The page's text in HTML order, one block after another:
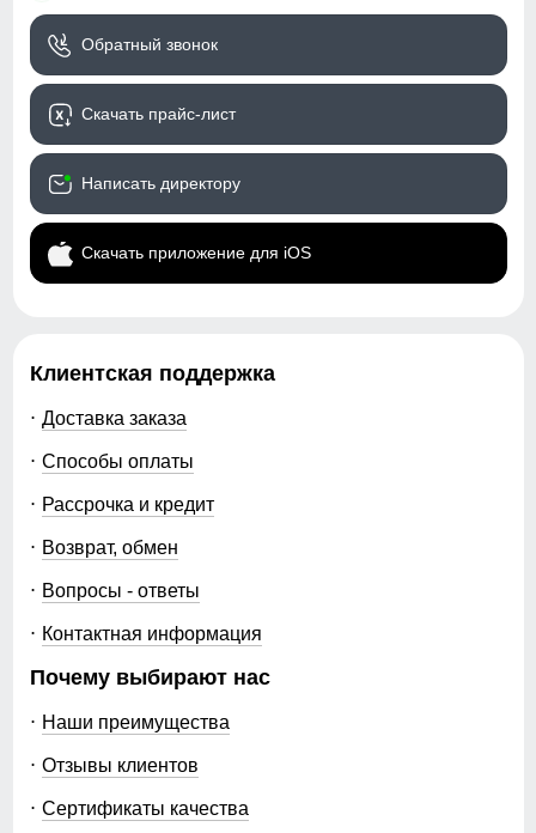
Обратный звонок
Скачать прайс-лист
Написать директору
Скачать приложение для iOS
Клиентская поддержка
Доставка заказа
Способы оплаты
Рассрочка и кредит
Возврат, обмен
Вопросы - ответы
Контактная информация
Почему выбирают нас
Наши преимущества
Отзывы клиентов
Сертификаты качества